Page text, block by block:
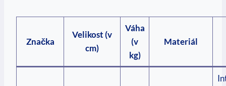
Značka
Velikost (v
cm)
Váha
(v
kg)
Materiál